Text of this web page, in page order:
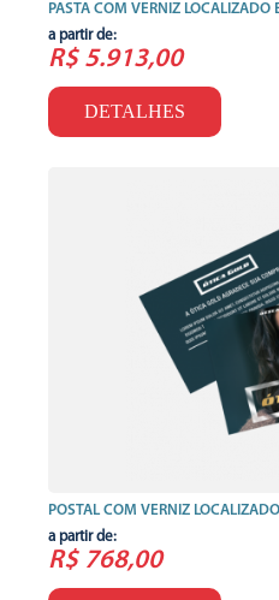
PASTA COM VERNIZ LOCALIZADO
a partir de:
R$ 5.913,00
DETALHES
POSTAL COM VERNIZ
a partir de:
R$ 768,00